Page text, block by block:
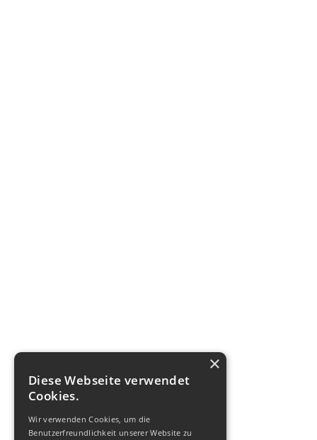
×
Diese Webseite verwendet
Cookies.
Wir verwenden Cookies, um die
Benutzerfreundlichkeit unserer Website zu